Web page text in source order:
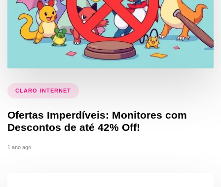
CLARO INTERNET
Ofertas Imperdíveis: Monitores com
Descontos de até 42% Off!
1 ano ago